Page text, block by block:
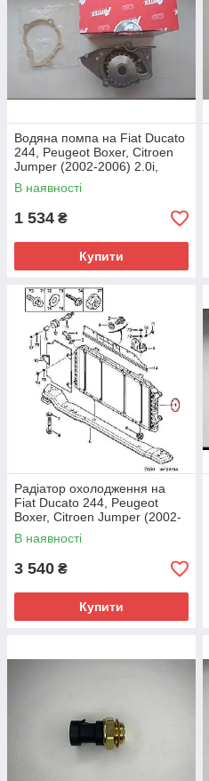
Водяна помпа на Fiat Ducato
244, Peugeot Boxer, Citroen
Jumper (2002-2006) 2.0і,
9566945688, 120191, Airtex,
Іспанія
В наявності
1 534 ₴
Купити
Радіатор охолодження на
Fiat Ducato 244, Peugeot
Boxer, Citroen Jumper (2002-
2006), 1341513080, 133097,
Polcar, Польща
В наявності
3 540 ₴
Купити